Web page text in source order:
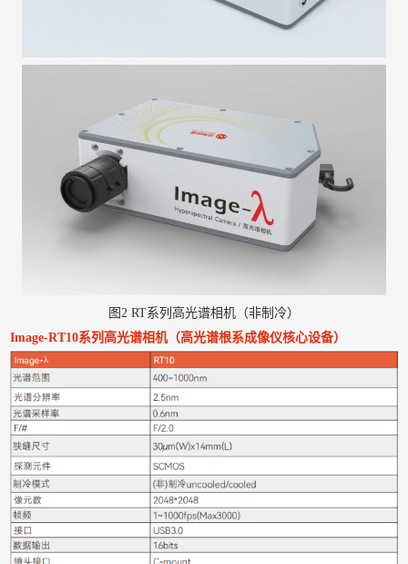
图2 RT系列高光谱相机（非制冷）
Image-RT10系列高光谱相机（高光谱根系成像仪核心设备）